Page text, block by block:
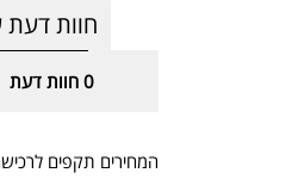
חוות
0 חוות דעת
המחירים תקפים